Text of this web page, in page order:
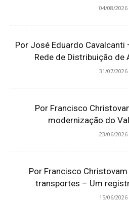
04/08/2026
Por José Eduardo
Rede de Distribuição de
31/07/2026
Por Francisco
modernização do
23/06/2026
Por Francisco
transportes – Um
15/06/2026